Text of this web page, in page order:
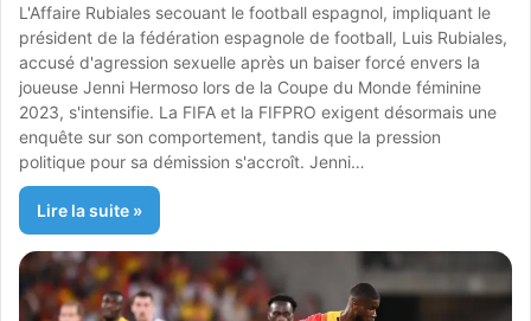
L'Affaire Rubiales secouant le football espagnol, impliquant le
président de la fédération espagnole de football, Luis Rubiales,
accusé d'agression sexuelle après un baiser forcé envers la
joueuse Jenni Hermoso lors de la Coupe du Monde féminine
2023, s'intensifie. La FIFA et la FIFPRO exigent désormais une
enquête sur son comportement, tandis que la pression
politique pour sa démission s'accroît. Jenni…
Lire la suite »